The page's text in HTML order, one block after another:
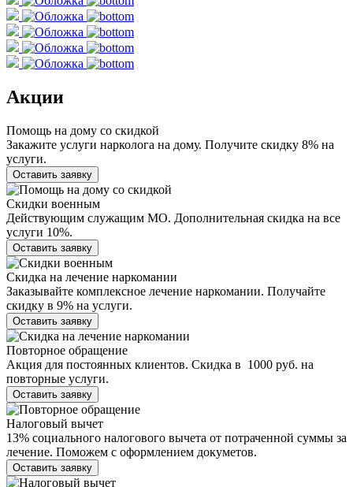
Акции
Помощь на дому со скидкой
Закажите услуги нарколога на дому. Получите скидку 8% на
услуги.
Оставить заявку
Скидки военным
Действующим служащим МО. Дополнительная скидка на все
услуги 10%.
Оставить заявку
Скидка на лечение наркомании
Заказывайте комплексное лечение наркомании. Получайте
скидку в 9% на услуги.
Оставить заявку
Повторное обращение
Акция для постоянных клиентов. Скидка в 1000 руб. на
повторные услуги.
Оставить заявку
Налоговый вычет
13% социального налогового вычета от потраченной суммы за
лечение. Поможем с оформлением докуметов.
Оставить заявку